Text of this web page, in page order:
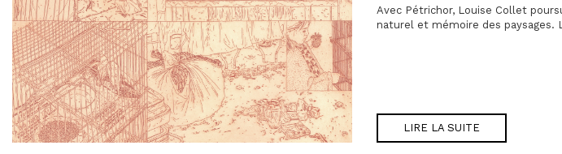
Avec Pétrichor, Louise Collet
naturel et mémoire des
LIRE LA SUITE